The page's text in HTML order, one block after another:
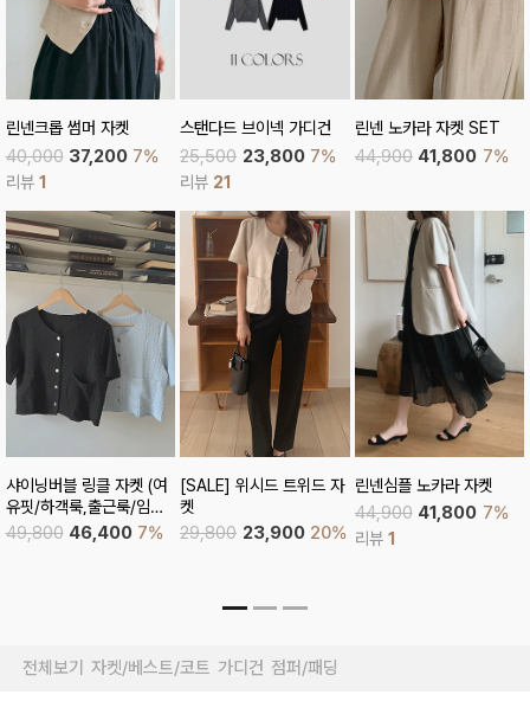
마일로 썸머 가디건
25,800 24,000 7%
리뷰 3
썸머 레인데이 점퍼
34,900 31,500 10%
베이직카라 오버핏 자켓
32,900 29,700 10%
막스린넨 썸머 자켓 (어깨
패드)
42,900 39,900 7%
브리즈 오버핏 써머 자켓
70,000
스텔라 골드트위드 자켓
30,000 24,000 20%
리뷰 3
전체보기 자켓/베스트/코트 가디건 점퍼/패딩